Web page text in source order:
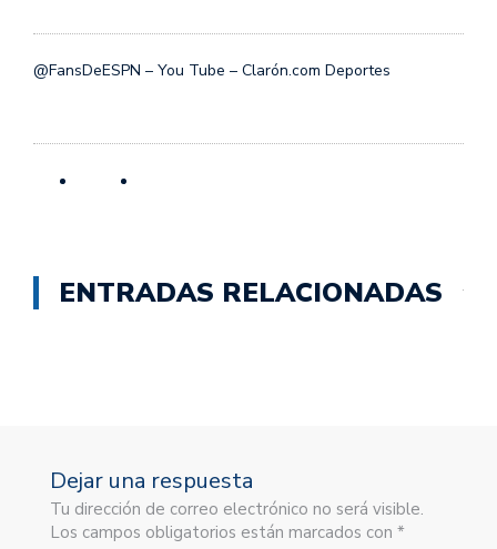
@FansDeESPN – You Tube – Clarón.com Deportes
ENTRADAS RELACIONADAS
Dejar una respuesta
Tu dirección de correo electrónico no será visible.
Los campos obligatorios están marcados con *